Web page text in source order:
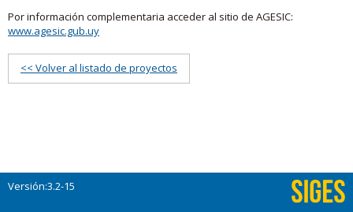
Por información complementaria acceder al sitio de AGESIC:
www.agesic.gub.uy
<< Volver al listado de proyectos
Versión:3.2-15